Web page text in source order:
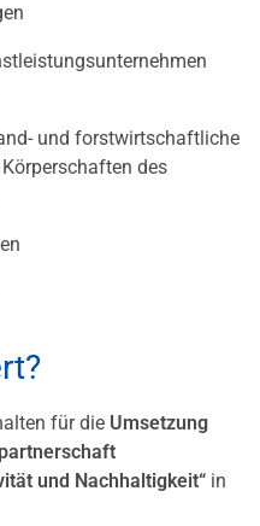
und forstwirtschaftliche
des
für die Umsetzung
und Nachhaltigkeit“ in